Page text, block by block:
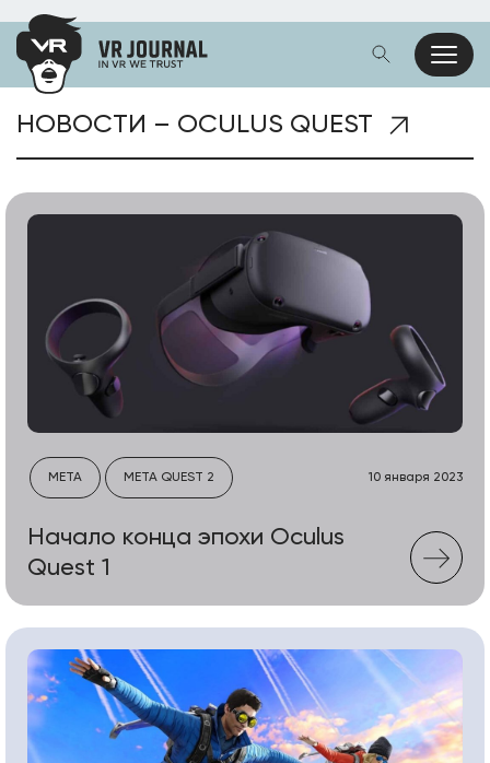
НОВОСТИ – OCULUS QUEST
META META QUEST 2 10 января 2023
Начало конца эпохи Oculus
Quest 1